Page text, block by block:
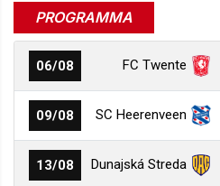
PROGRAMMA
06/08 FC Twente
09/08 SC Heerenveen
13/08 Dunajská Streda